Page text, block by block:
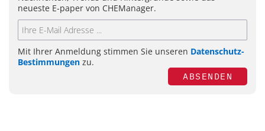
neueste E-paper von CHEManager.
Mit Ihrer Anmeldung stimmen Sie unseren Datenschutz-
Bestimmungen zu.
ABSENDEN